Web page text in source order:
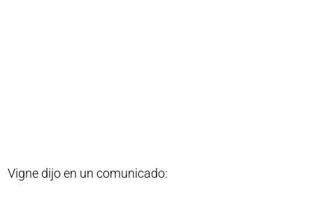
Vigne dijo en un comunicado: